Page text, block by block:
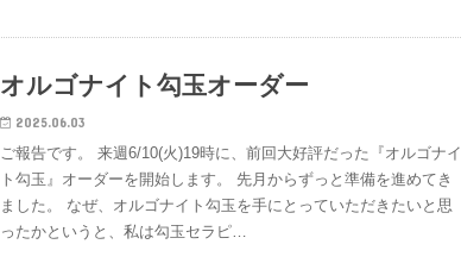
オルゴナイト勾玉オーダー
2025.06.03
ご報告です。 来週6/10(火)19時に、前回大好評だった『オルゴナイ
ト勾玉』オーダーを開始します。 先月からずっと準備を進めてき
ました。 なぜ、オルゴナイト勾玉を手にとっていただきたいと思
ったかというと、私は勾玉セラピ…